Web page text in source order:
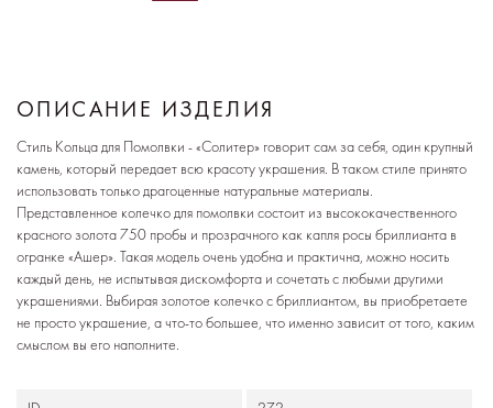
ОПИСАНИЕ ИЗДЕЛИЯ
Стиль Кольца для Помолвки - «Солитер» говорит сам за себя, один крупный
камень, который передает всю красоту украшения. В таком стиле принято
использовать только драгоценные натуральные материалы.
Представленное колечко для помолвки состоит из высококачественного
красного золота 750 пробы и прозрачного как капля росы бриллианта в
огранке «Ашер». Такая модель очень удобна и практична, можно носить
каждый день, не испытывая дискомфорта и сочетать с любыми другими
украшениями. Выбирая золотое колечко с бриллиантом, вы приобретаете
не просто украшение, а что-то большее, что именно зависит от того, каким
смыслом вы его наполните.